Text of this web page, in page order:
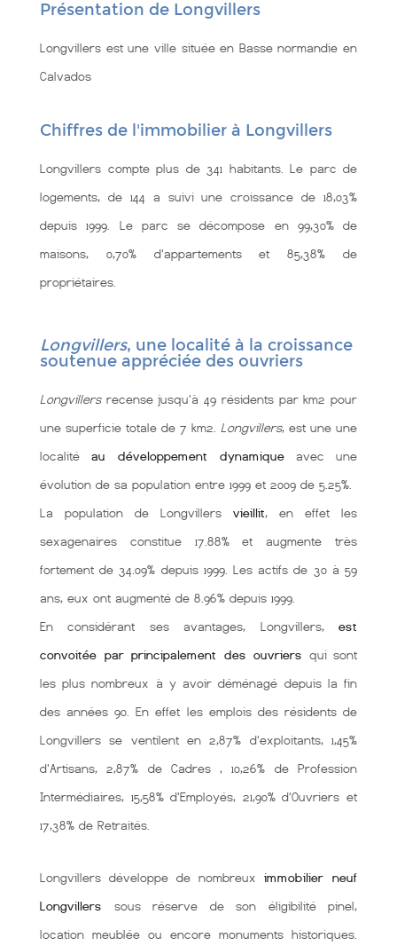
Présentation de Longvillers
Longvillers est une ville située en Basse normandie en
Calvados
Chiffres de l'immobilier à Longvillers
Longvillers compte plus de 341 habitants. Le parc de
logements, de 144 a suivi une croissance de 18,03%
depuis 1999. Le parc se décompose en 99,30% de
maisons, 0,70% d'appartements et 85,38% de
propriétaires.
Longvillers, une localité à la croissance
soutenue appréciée des ouvriers
Longvillersrecense jusqu'à 49 résidents par km2 pour
une superficie totale de 7 km2. Longvillers, est une une
localité au développement dynamique avec une
évolution de sa population entre 1999 et 2009 de 5.25%.
La population de Longvillersvieillit, en effet les
sexagenaires constitue 17.88% et augmente très
fortement de 34.09% depuis 1999. Les actifs de 30 à 59
ans, eux ont augmenté de 8.96% depuis 1999.
En considérant ses avantages, Longvillers, est
convoitée par principalement des ouvriers qui sont
les plus nombreux à y avoir déménagé depuis la fin
des années 90. En effet les emplois des résidents de
Longvillers se ventilent en 2,87% d'exploitants, 1,45%
d'Artisans, 2,87% de Cadres , 10,26% de Profession
Intermédiaires, 15,58% d'Employés, 21,90% d'Ouvriers et
17,38% de Retraités.
Longvillers développe de nombreux immobilier neuf
Longvillers sous réserve de son éligibilité pinel,
location meublée ou encore monuments historiques.